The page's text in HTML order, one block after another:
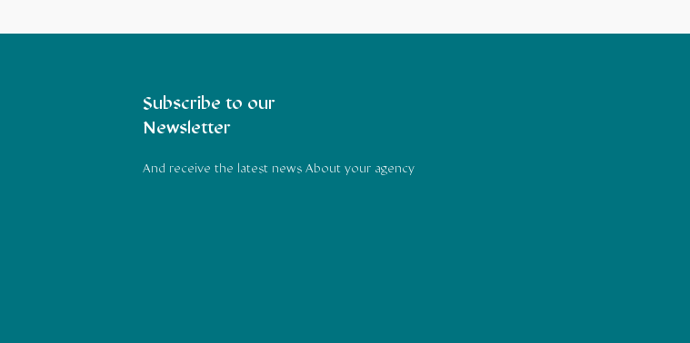
Subscribe to our
Newsletter
And receive the latest news About your agency